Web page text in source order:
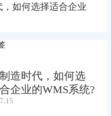
如何选择适合企业
造时代，如何选
企业的WMS系统?